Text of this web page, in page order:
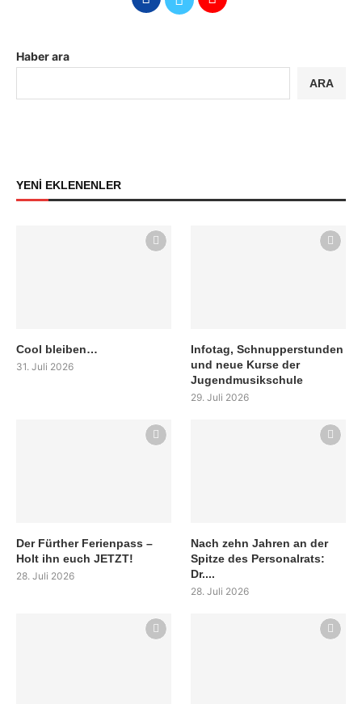
Haber ara
ARA
YENİ EKLENENLER
Cool bleiben…
31. Juli 2026
Infotag, Schnupperstunden
und neue Kurse der
Jugendmusikschule
29. Juli 2026
Der Fürther Ferienpass –
Holt ihn euch JETZT!
28. Juli 2026
Nach zehn Jahren an der
Spitze des Personalrats:
Dr....
28. Juli 2026